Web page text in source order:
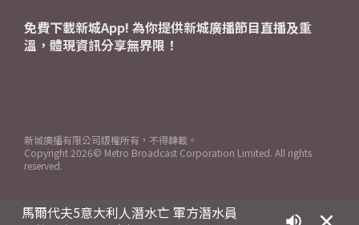
馬爾代夫5意大利人潛水亡 軍方潛水員
免費下載新城App! 為你提供新城廣播節目直播及重
溫，體現資訊分享無界限！
新城廣播有限公司版權所有，不得轉載。
Copyright 2026© Metro Broadcast Corporation Limited. All rights
reserved.